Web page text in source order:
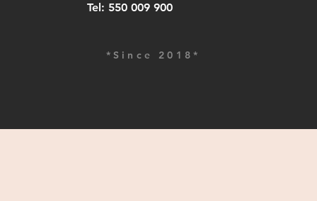
Tel: 550 009 900
*Since 2018*